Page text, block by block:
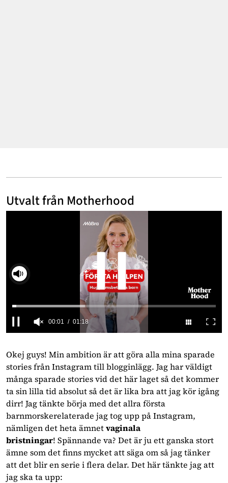
Utvalt från Motherhood
of
1
minute,
18
seconds
00:02 01:18
Okej guys! Min ambition är att göra alla mina sparade
stories från Instagram till blogginlägg. Jag har väldigt
många sparade stories vid det här laget så det kommer
ta sin lilla tid absolut så det är lika bra att jag kör igång
dirr! Jag tänkte börja med det allra första
barnmorskerelaterade jag tog upp på Instagram,
nämligen det heta ämnetvaginala
bristningar! Spännande va? Det är ju ett ganska stort
ämne som det finns mycket att säga om så jag tänker
att det blir en serie i flera delar. Det här tänkte jag att
jag ska ta upp: